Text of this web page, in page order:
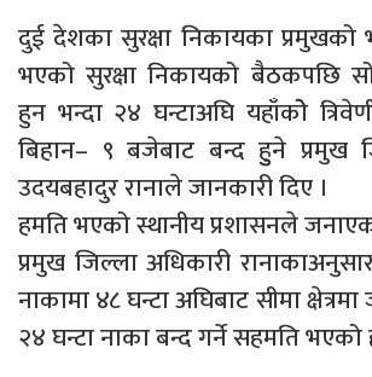
दुई देशका सुरक्षा निकायका प्रमुखको
भएको सुरक्षा निकायको बैठकपछि
हुन भन्दा २४ घन्टाअघि यहाँकोे
बिहान– ९ बजेबाट बन्द हुुने प्रमुख
उदयबहादुर रानाले जानकारी दिए ।
हमति भएको स्थानीय प्रशासनले
प्रमुख जिल्ला अधिकारी
नाकामा ४८ घन्टा अघिबाट सीमा
२४ घन्टा नाका बन्द गर्ने सहमति भएको